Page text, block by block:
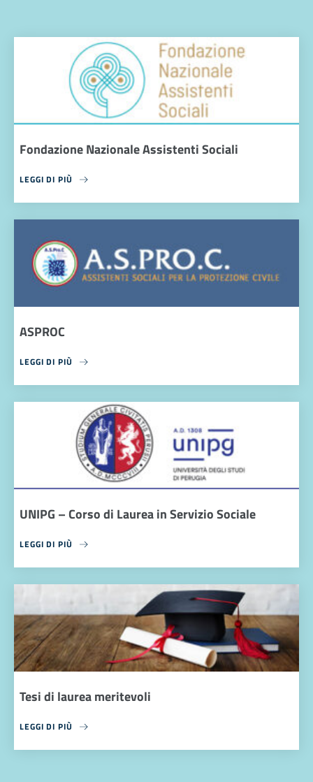
Fondazione Nazionale Assistenti Sociali
LEGGI DI PIÙ
ASPROC
LEGGI DI PIÙ
UNIPG – Corso di Laurea in Servizio Sociale
LEGGI DI PIÙ
Tesi di laurea meritevoli
LEGGI DI PIÙ